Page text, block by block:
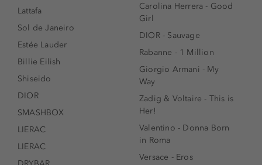
Lattafa
Sol de Janeiro
Estée Lauder
Billie Eilish
Shiseido
DIOR
SMASHBOX
LIERAC
LIERAC
Carolina Herrera - Good
Girl
DIOR - Sauvage
Rabanne - 1 Million
Giorgio Armani - My
Way
Zadig & Voltaire - This is
Her!
Valentino - Donna Born
in Roma
Versace - Eros